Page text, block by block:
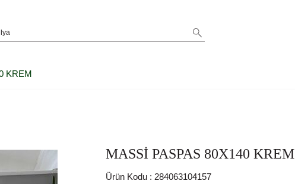
KREM
MASSİ PASPAS 80X140 KREM
Ürün Kodu : 284063104157